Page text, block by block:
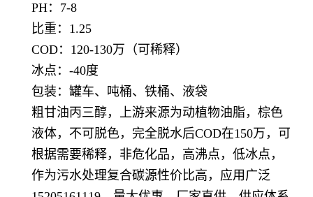
PH：7-8
比重：1.25
COD：120-130万（可稀释）
冰点：-40度
包装：罐车、吨桶、铁桶、液袋
粗甘油丙三醇，上游来源为动植物油脂，棕色
液体，不可脱色，完全脱水后COD在150万，可
根据需要稀释，非危化品，高沸点，低冰点，
作为污水处理复合碳源性价比高，应用广泛